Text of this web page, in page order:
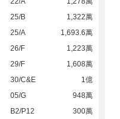
25/B
1,322萬
25/A
1,693.6萬
26/F
1,223萬
29/F
1,608萬
30/C&E
1億
05/G
948萬
B2/P12
300萬